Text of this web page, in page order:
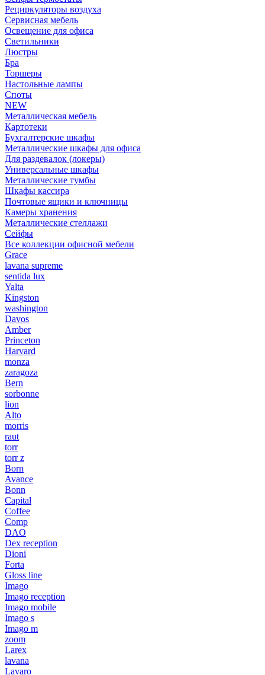
Рециркуляторы воздуха
Сервисная мебель
Освещение для офиса
Светильники
Люстры
Бра
Торшеры
Настольные лампы
Споты
NEW
Металлическая мебель
Картотеки
Бухгалтерские шкафы
Металлические шкафы для офиса
Для раздевалок (локеры)
Универсальные шкафы
Металлические тумбы
Шкафы кассира
Почтовые ящики и ключницы
Камеры хранения
Металлические стеллажи
Сейфы
Все коллекции офисной мебели
Grace
lavana supreme
sentida lux
Yalta
Kingston
washington
Davos
Amber
Princeton
Harvard
monza
zaragoza
Bern
sorbonne
lion
Alto
morris
raut
torr
torr z
Born
Avance
Bonn
Capital
Coffee
Comp
DAO
Dex reception
Dioni
Forta
Gloss line
Imago
Imago reception
Imago mobile
Imago s
Imago m
zoom
Larex
lavana
Lavaro